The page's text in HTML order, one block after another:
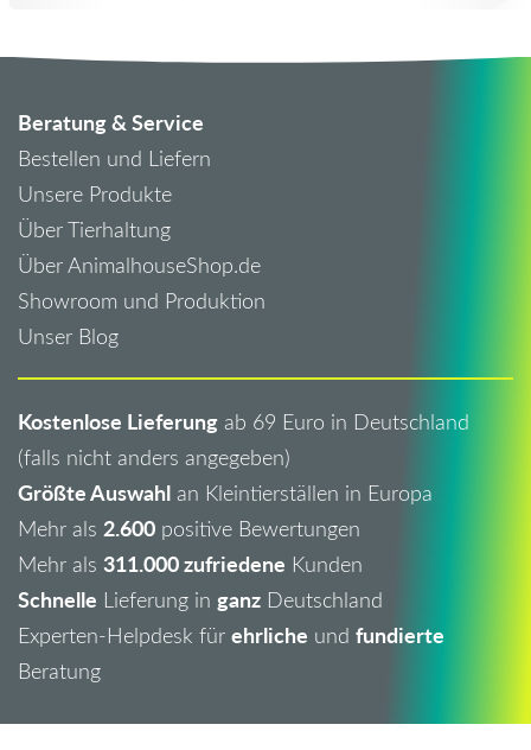
Beratung & Service
Bestellen und Liefern
Unsere Produkte
Über Tierhaltung
Über AnimalhouseShop.de
Showroom und Produktion
Unser Blog
Kostenlose Lieferung ab 69 Euro in Deutschland
(falls nicht anders angegeben)
Größte Auswahl an Kleintierställen in Europa
Mehr als 2.600 positive Bewertungen
Mehr als 311.000 zufriedene Kunden
Schnelle Lieferung in ganz Deutschland
Experten-Helpdesk für ehrliche und fundierte
Beratung